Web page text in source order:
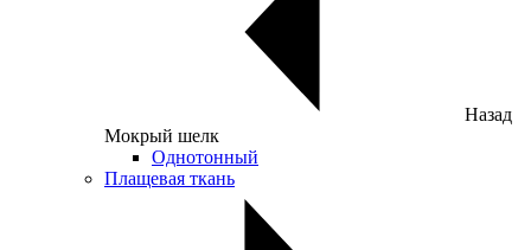
Назад
Мокрый шелк
Однотонный
Плащевая ткань